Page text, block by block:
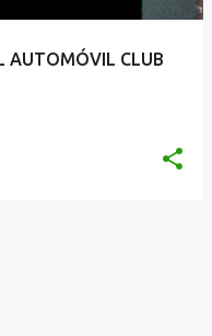
AUTOMÓVIL CLUB